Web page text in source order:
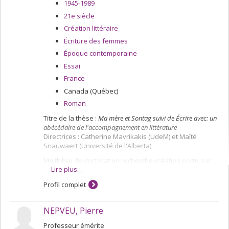
1945-1989
21e siècle
Création littéraire
Écriture des femmes
Époque contemporaine
Essai
France
Canada (Québec)
Roman
Titre de la thèse : Ma mère et Sontag suivi de Écrire avec: un
abécédaire de l'accompagnement en littérature
Directrices : Catherine Mavrikakis (UdeM) et Maïté
Snauwaert (Université de l'Alberta)
Ma thèse de doctorat en recherche-création porte sur
les notions d’accompagnement et de soin en littérature.
Le volet création consiste en une autothéorie à la fois
intime et analytique sur la vie de ma mère et la vie et
fiction, me permet de réfléchir aux notions de maladie,
de soin, de souffrance physique, de mémoire et de
transmission filiale. Dans le volet étude (ou essai)
Lire plus…
Profil complet
NEPVEU, Pierre
Professeur émérite